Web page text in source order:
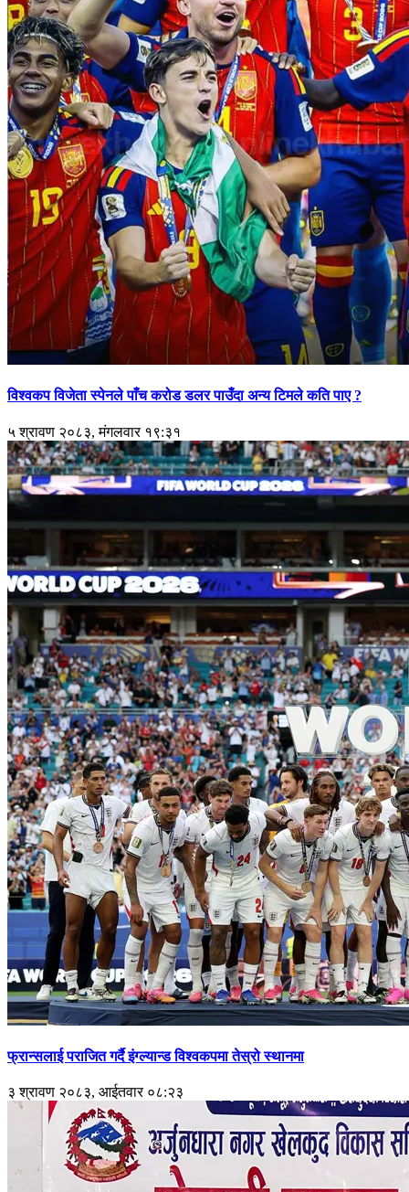
विश्वकप विजेता स्पेनले पाँच करोड डलर पाउँदा अन्य टिमले कति पाए ?
५ श्रावण २०८३, मंगलवार १९:३१
फ्रान्सलाई पराजित गर्दै इंग्ल्यान्ड विश्वकपमा तेस्रो स्थानमा
३ श्रावण २०८३, आईतवार ०८:२३